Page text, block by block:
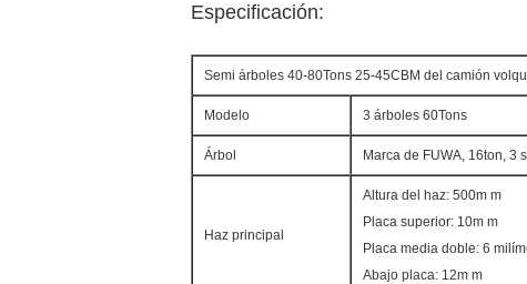
Especificación:
Semi árboles 40-80Tons 25-45CBM del camión
Modelo 3 árboles 60Tons
Árbol Marca de FUWA, 16ton, 3
Haz principal
Altura del haz: 500m m
Placa superior: 10m m
Placa media doble: 6
Abajo placa: 12m m